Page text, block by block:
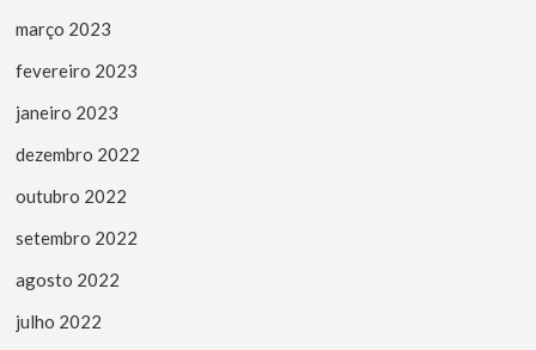
março 2023
fevereiro 2023
janeiro 2023
dezembro 2022
outubro 2022
setembro 2022
agosto 2022
julho 2022